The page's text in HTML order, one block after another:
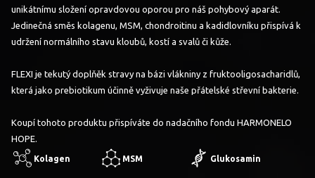
unikátnímu složení opravdovou oporou pro náš pohybový aparát.
Jedinečná směs kolagenu, MSM, chondroitinu a kadidlovníku přispívá k
udržení normálního stavu kloubů, kostí a svalů či kůže.
FLEXI je tekutý doplňěk stravy na bázi vlákniny z fruktooligosacharidlů,
která jako prebiotikum účinně vyživuje naše přátelské střevní bakterie.
Koupí tohoto produktu přispíváte do nadačního fondu HARMONELO
HOPE.
Kolagen MSM Glukosamin